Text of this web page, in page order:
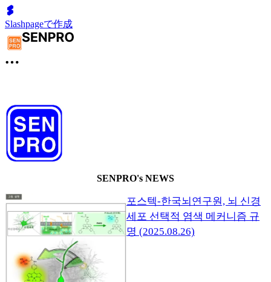
Slashpageで作成
SENPRO's NEWS
포스텍-한국뇌연구원, 뇌 신경
세포 선택적 염색 메커니즘 규
명 (2025.08.26)